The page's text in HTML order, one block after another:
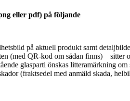
eller pdf) på följande
på aktuell produkt samt
(med QR-kod om sådan finns) – sitter
glasparti önskas litteramärkning
(fraktsedel med anmäld skada,